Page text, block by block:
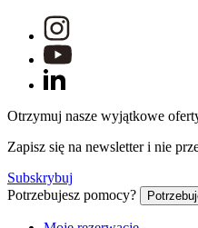
Otrzymuj nasze wyjątkowe
Zapisz się na newsletter i nie
Subskrybuj
Potrzebujesz pomocy?